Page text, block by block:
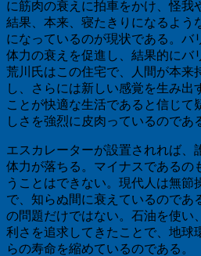
に筋肉の衰えに拍車をかけ、怪我
結果、本来、寝たきりになるよう
になっているのが現状である。バ
体力の衰えを促進し、結果的にバ
荒川氏はこの住宅で、人間が本来
し、さらには新しい感覚を生み出
ことが快適な生活であると信じて
しさを強烈に皮肉っているのであ
エスカレーターが設置されれば、
体力が落ちる。マイナスであるの
うことはできない。現代人は無節
で、知らぬ間に衰えているのであ
の問題だけではない。石油を使い
利さを追求してきたことで、地球
らの寿命を縮めているのである。